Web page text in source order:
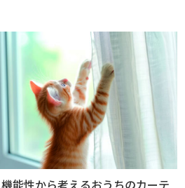
機能性から考えるおうちのカーテ